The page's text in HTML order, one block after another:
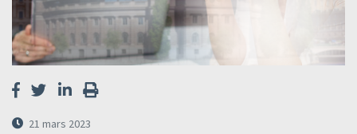
21 mars 2023